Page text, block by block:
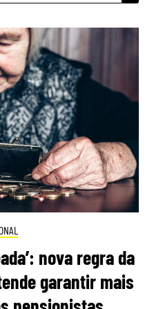
nova regra da
garantir mais